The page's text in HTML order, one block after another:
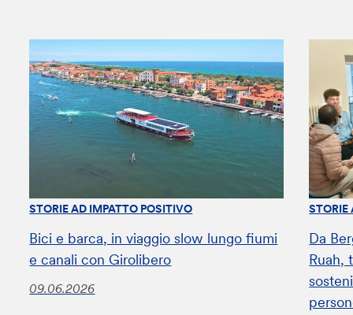
STORIE AD IMPATTO POSITIVO
Bici e barca, in viaggio slow lungo fiumi
e canali con Girolibero
09.06.2026
STORIE
Da
Ruah,